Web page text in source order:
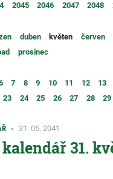
2045 2046 2047 2048
duben květen červen
prosinec
7 8 9 10 11 12 13
23 24 25 26 27 28 29
31. 05. 2041
31.